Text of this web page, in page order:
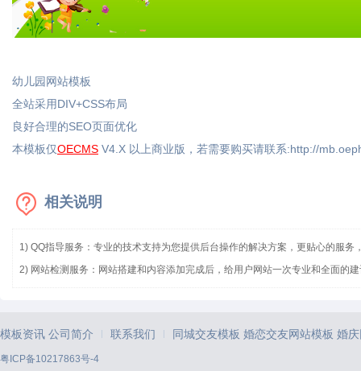
幼儿园网站模板
全站采用DIV+CSS布局
良好合理的SEO页面优化
本模板仅OECMS V4.X 以上商业版，若需要购买请联系:http://
相关说明
1) QQ指导服务：专业的技术支持为您提供后台操作的解决方案，更贴心的服务
2) 网站检测服务：网站搭建和内容添加完成后，给用户网站一次专业和全面的
模板资讯 公司简介 | 联系我们 | 同城交友模板 婚恋交友网站模板 婚
粤ICP备10217863号-4